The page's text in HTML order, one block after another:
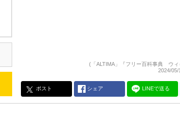
(「ALTIMA」『フリー百科事典 ウィ
2024/05/
ポスト シェア LINEで送る